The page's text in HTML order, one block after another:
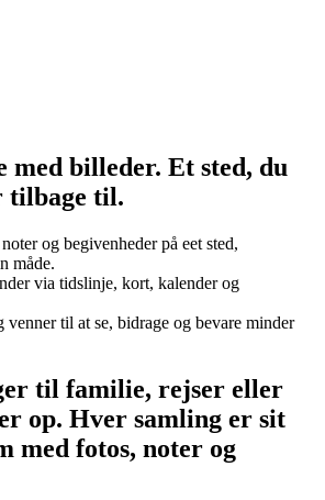
med billeder. Et sted, du
tilbage til.
og begivenheder på eet sted,
måde.
via tidslinje, kort, kalender og
til at se, bidrage og bevare minder
til familie, rejser eller
op. Hver samling er sit
med fotos, noter og